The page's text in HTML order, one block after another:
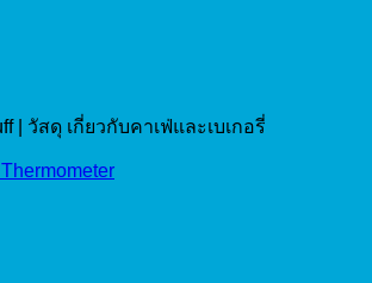
| วัสดุ เกี่ยวกับคาเฟ่และเบเกอรี่